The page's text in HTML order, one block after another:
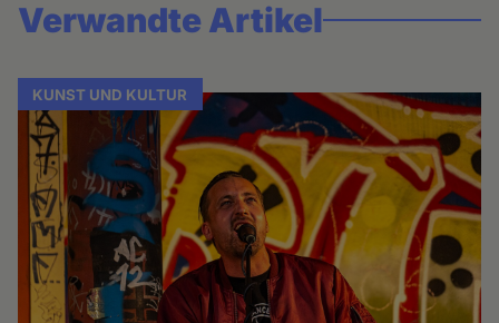
Verwandte Artikel
KUNST UND KULTUR